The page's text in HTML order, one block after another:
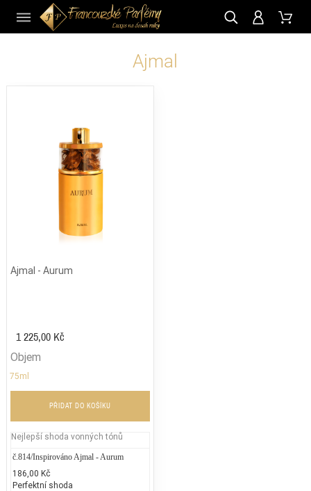
Ajmal
Ajmal - Aurum
1 225,00 Kč
Objem
75ml
PŘIDAT DO KOŠÍKU
Nejlepší shoda vonných tónů
č.814/Inspirováno Ajmal - Aurum
186,00 Kč
Perfektní shoda
CZ